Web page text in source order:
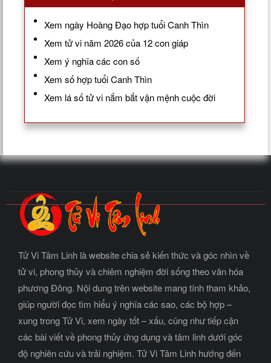
Xem ngày Hoàng Đạo hợp tuổi Canh Thìn
Xem tử vi năm 2026 của 12 con giáp
Xem ý nghĩa các con số
Xem số hợp tuổi Canh Thìn
Xem lá số tử vi nắm bắt vận mệnh cuộc đời
Tử Vi Tâm Linh là website chia sẻ kiến thức và góc nhìn về
tử vi, phong thủy và chiêm nghiệm đời sống theo văn hóa
phương Đông. Nội dung trên website mang tính tham khảo,
giúp người đọc tìm hiểu ý nghĩa các sao, các bộ hợp –
xung trong Tử Vi, xem ngày tốt – xấu, cũng như tiếp cận
các bài viết về phong thủy ứng dụng và tâm linh dưới góc
độ nghiên cứu và trải nghiệm. Tử Vi Tâm Linh hướng đến